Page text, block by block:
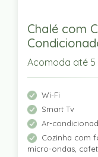
Chalé com
Acomoda até 5
Wi-Fi
Smart Tv
Ar-
Cozinha com
micro-ondas,